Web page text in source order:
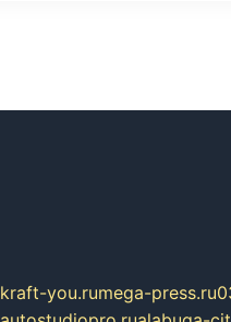
kraft-you.rumega-press.ru